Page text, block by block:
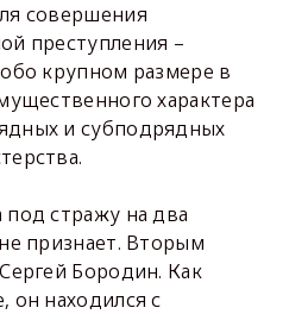
совершения
преступления –
крупном размере в
характера
и субподрядных
стражу на два
признает. Вторым
Бородин. Как
он находился с